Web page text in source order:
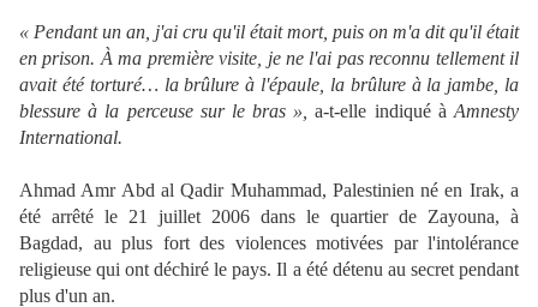
« Pendant un an, j'ai cru qu'il était mort, puis on m'a dit qu'il était
en prison. À ma première visite, je ne l'ai pas reconnu tellement il
avait été torturé… la brûlure à l'épaule, la brûlure à la jambe, la
blessure à la perceuse sur le bras »,
a-t-elle indiqué àAmnesty
International.
Ahmad Amr Abd al Qadir Muhammad, Palestinien né en Irak, a
été arrêté le 21 juillet 2006 dans le quartier de Zayouna, à
Bagdad, au plus fort des violences motivées par l'intolérance
religieuse qui ont déchiré le pays. Il a été détenu au secret pendant
plus d'un an.